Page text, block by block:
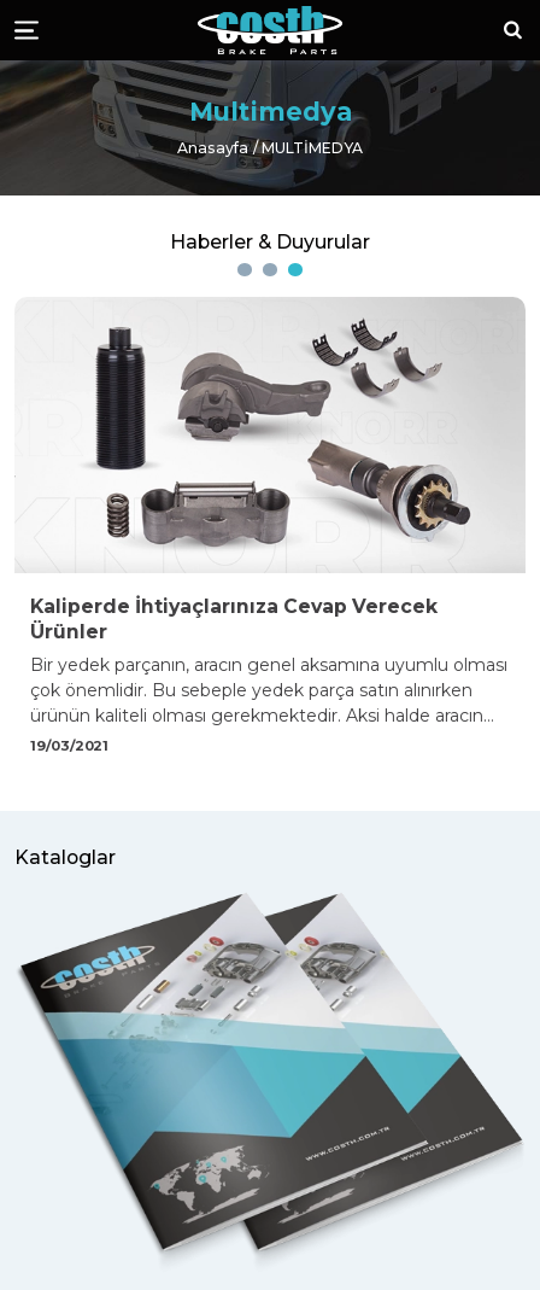
Costh Fren
Menü
Multimedya
Anasayfa MULTIMEDYA
Haberler & Duyurular
Kaliperde İhtiyaçlarınıza Cevap Verecek
Ürünler
Bir yedek parçanın, aracın genel aksamına uyumlu olması
çok önemlidir. Bu sebeple yedek parça satın alınırken
ürünün kaliteli olması gerekmektedir. Aksi halde aracın
beklenmedik zararlara uğraması kaçınılmaz olur. Yedek
19/03/2021
Kataloglar